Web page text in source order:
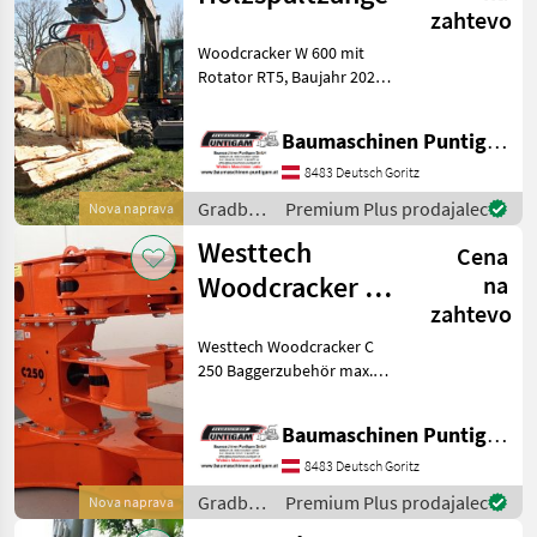
Nova naprava
zahtevo
Woodcracker W 600 mit
Rotator RT5, Baujahr 2023,
bei 240 bar = 26t,
Zangenöffnung 620 mm,
Ölmenge 25-60 lt, Betr
Baumaschinen Puntigam GmbH
8483 Deutsch Goritz
Gradbeni
stroji /
Westtech
Premium Plus prodajalec
Nova naprava
Westtech
Woodcracker C
Cena
na
zahtevo
Westtech Woodcracker C
250 Baggerzubehör max.
Scherenöffnung 450mm,
Greiferöffnung 930mm,
Ölmenge 50-100lt,
Betriebsdruck 280 ba
Baumaschinen Puntigam GmbH
8483 Deutsch Goritz
Gradbeni
stroji /
Premium Plus prodajalec